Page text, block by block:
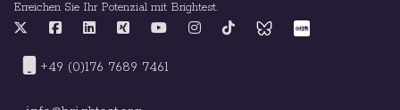
Erreichen Sie Ihr Potenzial mit Brightest.
+49 (0)176 7689 7461